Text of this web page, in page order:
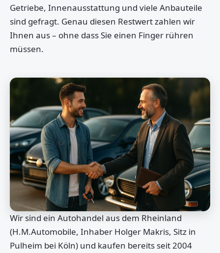
Getriebe, Innenausstattung und viele Anbauteile
sind gefragt. Genau diesen Restwert zahlen wir
Ihnen aus – ohne dass Sie einen Finger rühren
müssen.
Wir sind ein Autohandel aus dem Rheinland
(H.M.Automobile, Inhaber Holger Makris, Sitz in
Pulheim bei Köln) und kaufen bereits seit 2004